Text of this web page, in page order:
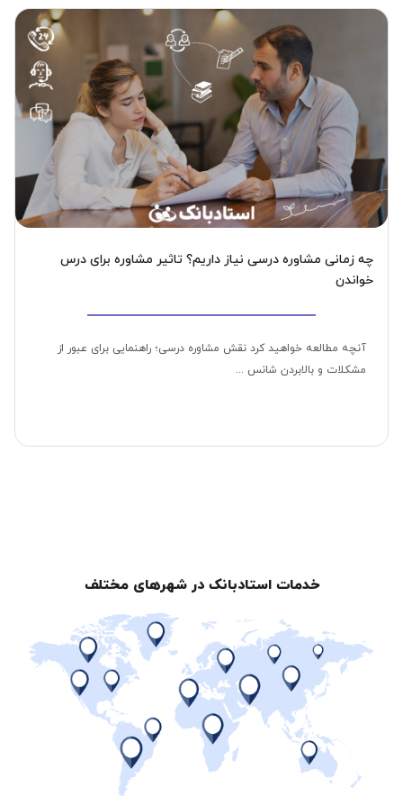
چه زمانی مشاوره درسی نیاز داریم؟ تاثیر مشاوره برای درس
خواندن
آنچه مطالعه خواهید کرد نقش مشاوره درسی؛ راهنمایی برای عبور از
مشکلات و بالابردن شانس ...
خدمات استادبانک در شهرهای مختلف